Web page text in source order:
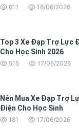
611 18/06/2026
Top 3 Xe Đạp Trợ Lực
Cho Học Sinh 2026
515 17/06/2026
Nên Mua Xe Đạp Trợ
Điện Cho Học Sinh
181 17/06/2026